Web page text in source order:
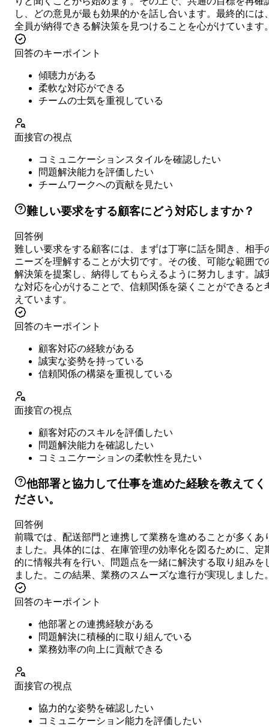
し、どの意見が最も効果的かを話し合います。最終的には
全員が納得できる解決策を見つけることを心がけています
回答のキーポイント
傾聴力がある
柔軟な対応ができる
チームの士気を重視している
面接官の視点
コミュニケーションスタイルを確認したい
問題解決能力を評価したい
チームワークへの貢献を見たい
難しい要求をする顧客にどう対応しますか？
回答例
難しい要求をする顧客には、まずは丁寧に話を聞き、相手
ニーズを理解することが大切です。その後、可能な範囲で
解決策を提案し、納得してもらえるように努力します。誠
な対応を心がけることで、信頼関係を築くことができると
えています。
回答のキーポイント
顧客対応の経験がある
誠実な姿勢を持っている
信頼関係の構築を重視している
面接官の視点
顧客対応のスキルを評価したい
問題解決能力を確認したい
コミュニケーションの柔軟性を見たい
他部署と協力して仕事を進めた経験を教えてく
ださい。
回答例
前職では、配送部門と連携して業務を進めることが多くあ
ました。具体的には、在庫管理の効率化を図るために、定
的に情報共有を行い、問題点を一緒に解決する取り組みを
ました。この結果、業務のスムーズな進行が実現しました
回答のキーポイント
他部署との連携経験がある
問題解決に積極的に取り組んでいる
業務効率の向上に貢献できる
面接官の視点
協力的な姿勢を確認したい
コミュニケーション能力を評価したい